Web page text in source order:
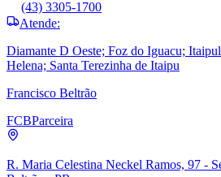
(43) 3305-1700
Atende:
Diamante D Oeste; Foz do Iguacu;
Helena; Santa Terezinha de Itaipu
Francisco Beltrão
FCBParceira
R. Maria Celestina Neckel Ramos, 97 -